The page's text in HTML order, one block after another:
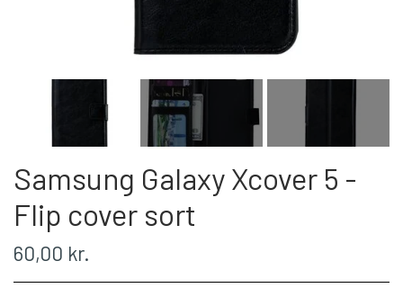
Samsung Galaxy Xcover 5 -
Flip cover sort
60,00 kr.